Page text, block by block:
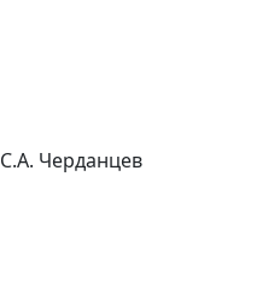
С.А. Черданцев